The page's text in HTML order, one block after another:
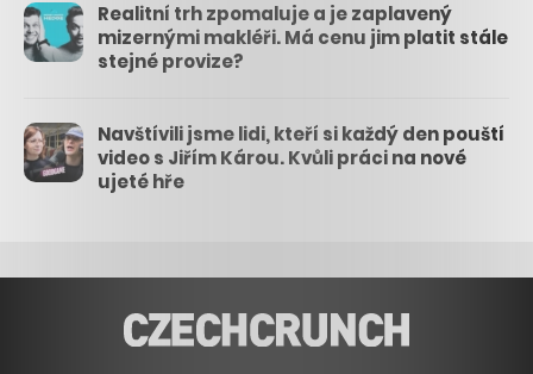
Realitní trh zpomaluje a je zaplavený
mizernými makléři. Má cenu jim platit stále
stejné provize?
Navštívili jsme lidi, kteří si každý den pouští
video s Jiřím Károu. Kvůli práci na nové
ujeté hře